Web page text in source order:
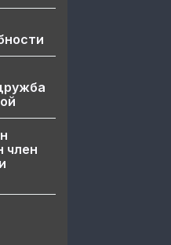
член